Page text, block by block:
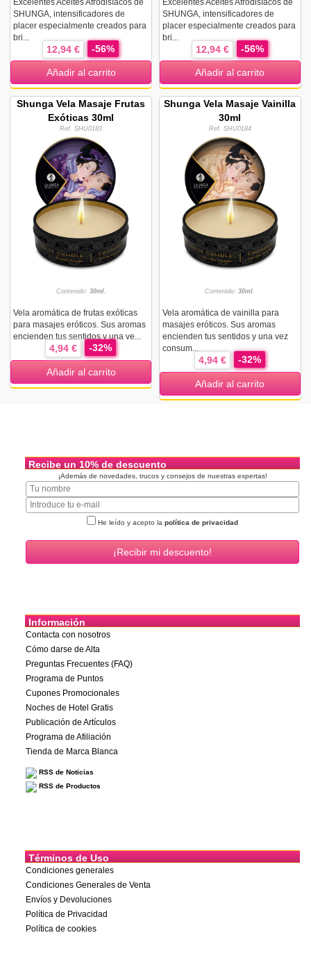
Excelentes Aceites Afrodisíacos de
SHUNGA, intensificadores de
placer especialmente creados para
bri...
12,94 € -56%
Añadir al carrito
Excelentes Aceites Afrodisíacos de
SHUNGA, intensificadores de
placer especialmente creados para
bri...
12,94 € -56%
Añadir al carrito
Shunga Vela Masaje Frutas
Exóticas 30ml
Ref. SHU0183
Contenido: 30ml.
Vela aromática de frutas exóticas
para masajes eróticos. Sus aromas
encienden tus sentidos y una ve...
4,94 € -32%
Añadir al carrito
Shunga Vela Masaje Vainilla
30ml
Ref. SHU0184
Contenido:30ml.
Vela aromática de vainilla para
masajes eróticos. Sus aromas
encienden tus sentidos y una vez
consum...
4,94 € -32%
Añadir al carrito
Recibe un 10% de descuento
¡Además de novedades, trucos y consejos de nuestras expertas!
He leído y acepto la política de privacidad
Información
Contacta con nosotros
Cómo darse de Alta
Preguntas Frecuentes (FAQ)
Programa de Puntos
Cupones Promocionales
Noches de Hotel Gratis
Publicación de Artículos
Programa de Afiliación
Tienda de Marca Blanca
RSS de Noticias
RSS de Productos
Términos de Uso
Condiciones generales
Condiciones Generales de Venta
Envíos y Devoluciones
Política de Privacidad
Política de cookies